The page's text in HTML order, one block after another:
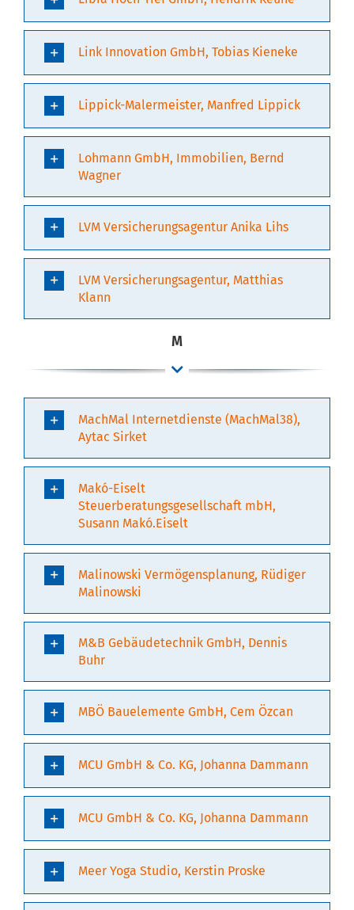
Link Innovation GmbH, Tobias Kieneke
Lippick-Malermeister, Manfred Lippick
Lohmann GmbH, Immobilien, Bernd
Wagner
LVM Versicherungsagentur Anika Lihs
LVM Versicherungsagentur, Matthias
Klann
M
MachMal Internetdienste (MachMal38),
Aytac Sirket
Makó-Eiselt
Steuerberatungsgesellschaft mbH,
Susann Makó.Eiselt
Malinowski Vermögensplanung, Rüdiger
Malinowski
M&B Gebäudetechnik GmbH, Dennis
Buhr
MBÖ Bauelemente GmbH, Cem Özcan
MCU GmbH & Co. KG, Johanna Dammann
MCU GmbH & Co. KG, Johanna Dammann
Meer Yoga Studio, Kerstin Proske